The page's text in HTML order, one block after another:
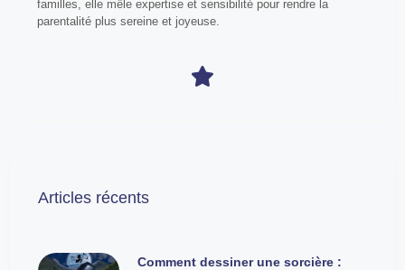
familles, elle mêle expertise et sensibilité pour rendre la
parentalité plus sereine et joyeuse.
Articles récents
Comment dessiner une sorcière :